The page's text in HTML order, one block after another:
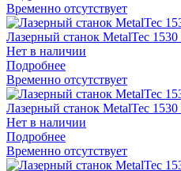
Временно отсутствует
Лазерный станок MetalTec
Нет в наличии
Подробнее
Временно отсутствует
Лазерный станок MetalTec
Нет в наличии
Подробнее
Временно отсутствует